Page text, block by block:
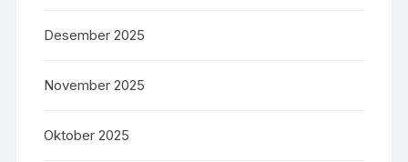
Desember 2025
November 2025
Oktober 2025